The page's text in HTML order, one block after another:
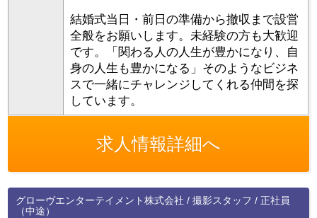
結婚式当日・前日の準備から撤収まで設営
全般をお願いします。未経験の方も大歓迎
です。「関わる人の人生が豊かになり、自
身の人生も豊かになる」そのようなビジネ
スで一緒にチャレンジしてくれる仲間を探
しています。
求人情報詳細へ
グローヴエンターテイメント株式会社 / 撮影スタッフ / 正社員
（中途）